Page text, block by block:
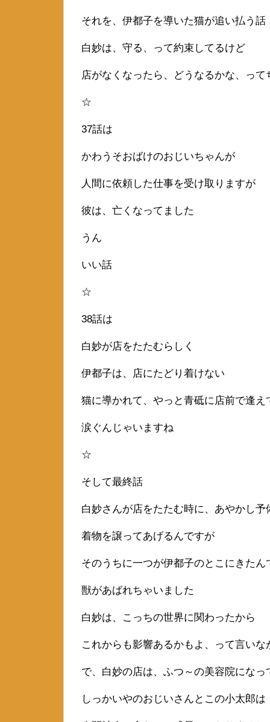
それを、伊都子を導いた猫が追い払う話
白妙は、守る、って約束してるけど
店がなくなったら、どうなるかな、っ
☆
37話は
かわうそおばけのおじいちゃんが
人間に依頼した仕事を受け取りますが
彼は、亡くなってました
うん
いい話
☆
38話は
白妙が店をたたむらしく
伊都子は、店にたどり着けない
猫に導かれて、やっと青砥に店前で逢え
涙ぐんじゃいますね
☆
そして最終話
白妙さんが店をたたむ時に、あやかし予
着物を譲ってあげるんですが
そのうちに一つが伊都子のとこにきたん
獣があばれちゃいました
白妙は、こっちの世界に関わったから
これからも影響あるかもよ、って言いな
で、白妙の店は、ふつ～の美容院になっ
しっかいやのおじいさんとこの小太郎は